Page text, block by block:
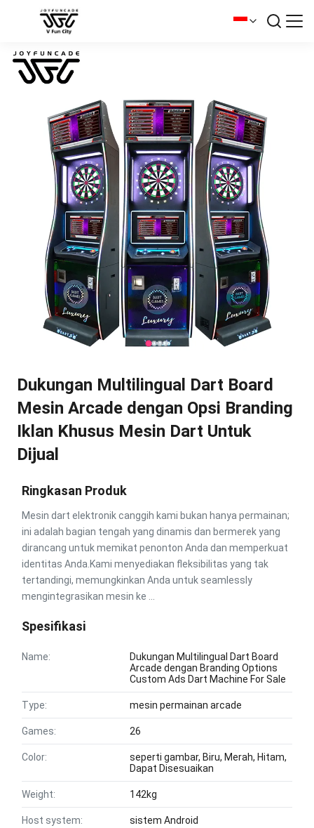
Dukungan Multilingual Dart Board
Mesin Arcade dengan Opsi Branding
Iklan Khusus Mesin Dart Untuk
Dijual
Ringkasan Produk
Mesin dart elektronik canggih kami bukan hanya permainan;
ini adalah bagian tengah yang dinamis dan bermerek yang
dirancang untuk memikat penonton Anda dan memperkuat
identitas Anda.Kami menyediakan fleksibilitas yang tak
tertandingi, memungkinkan Anda untuk seamlessly
mengintegrasikan mesin ke ...
Spesifikasi
Name:
Dukungan Multilingual Dart Board
Arcade dengan Branding Options
Custom Ads Dart Machine For Sale
Type: mesin permainan arcade
Games: 26
Color:
seperti gambar, Biru, Merah, Hitam,
Dapat Disesuaikan
Weight: 142kg
Host system: sistem Android